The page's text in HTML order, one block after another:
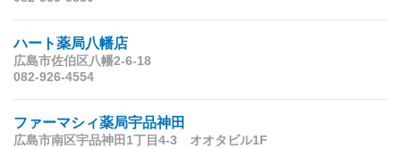
ハート薬局八幡店
広島市佐伯区八幡2-6-18
082-926-4554
ファーマシィ薬局宇品神田
広島市南区宇品神田1丁目4-3 オオタビル1F